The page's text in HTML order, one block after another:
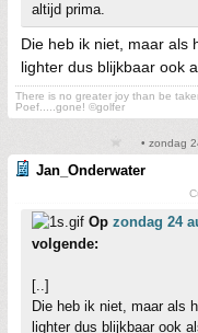
altijd prima.
Die heb ik niet, maar als
lighter dus blijkbaar ook
There is no greater joy than be
Poef.....gone! ©golfer
• zondag
Jan_Onderwater
Op zondag 24
volgende:
[..]
Die heb ik niet, maar als
lighter dus blijkbaar ook